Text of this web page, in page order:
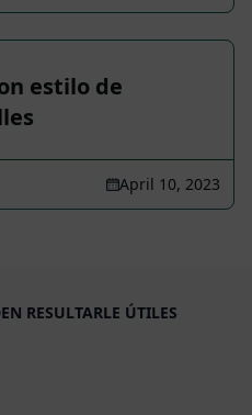
estilo de
April 10, 2023
RESULTARLE ÚTILES